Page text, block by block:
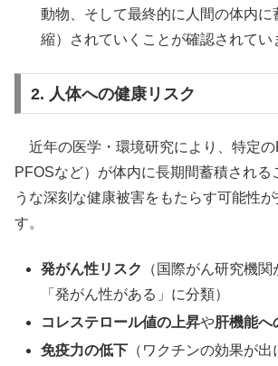
動物、そして最終的に人間の体内に
縮）されていくことが確認されてい
2. 人体への健康リスク
近年の医学・環境研究により、特定
PFOSなど）が体内に長期間蓄積される
うな深刻な健康被害をもたらす可能性
す。
発がん性リスク
（国際がん研究機
「発がん性がある」に分類）
コレステロール値の上昇や肝機能へ
免疫力の低下 （ワクチンの効果が